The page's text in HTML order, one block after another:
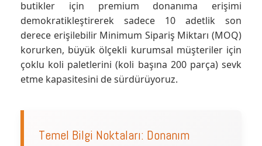
butikler için premium donanıma erişimi
demokratikleştirerek sadece 10 adetlik son
derece erişilebilir Minimum Sipariş Miktarı (MOQ)
korurken, büyük ölçekli kurumsal müşteriler için
çoklu koli paletlerini (koli başına 200 parça) sevk
etme kapasitesini de sürdürüyoruz.
Temel Bilgi Noktaları: Donanım